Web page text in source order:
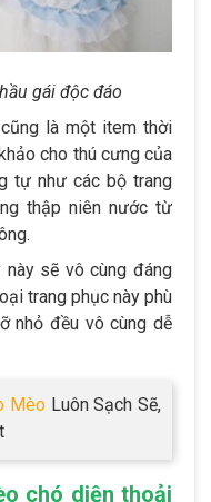
gái độc đáo
là một item thời
cho thú cưng của
tự như các bộ trang
thập niên nước từ
này sẽ vô cùng đáng
trang phục này phù
nhỏ đều vô cùng dễ
Mèo Luôn Sạch Sẽ,
chó diện thoải